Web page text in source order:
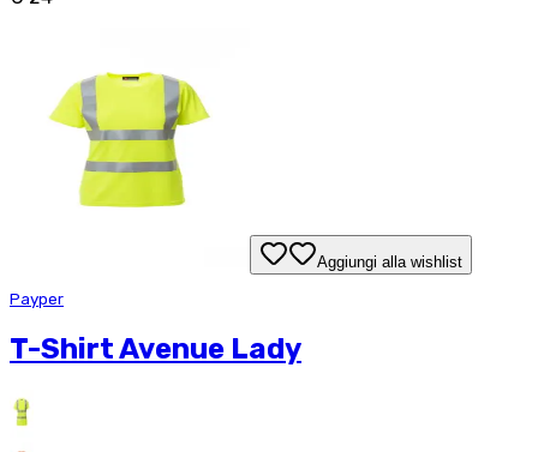
Aggiungi alla wishlist
Payper
T-Shirt Avenue Lady